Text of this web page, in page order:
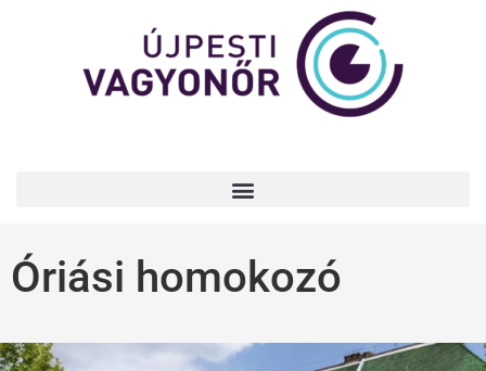
Óriási homokozó